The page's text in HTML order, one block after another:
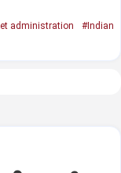
administration
#Indian